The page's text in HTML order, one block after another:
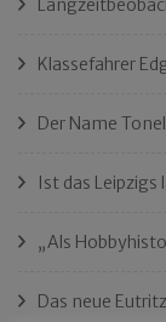
Klassefahrer
Der Name
Ist das
„Als
Das neue